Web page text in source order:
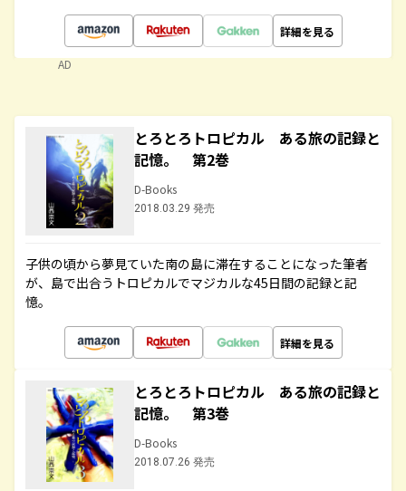
詳細を見る
AD
とろとろトロピカル ある旅の記録と
記憶。 第2巻
D-Books
2018.03.29 発売
子供の頃から夢見ていた南の島に滞在することになった筆者
が、島で出合うトロピカルでマジカルな45日間の記録と記
憶。
詳細を見る
とろとろトロピカル ある旅の記録と
記憶。 第3巻
D-Books
2018.07.26 発売